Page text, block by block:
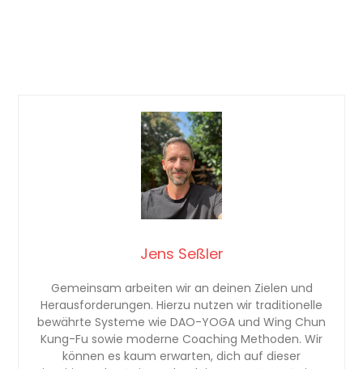
Jens Seßler
Gemeinsam arbeiten wir an deinen Zielen und
Herausforderungen. Hierzu nutzen wir traditionelle
bewährte Systeme wie DAO-YOGA und Wing Chun
Kung-Fu sowie moderne Coaching Methoden. Wir
können es kaum erwarten, dich auf dieser